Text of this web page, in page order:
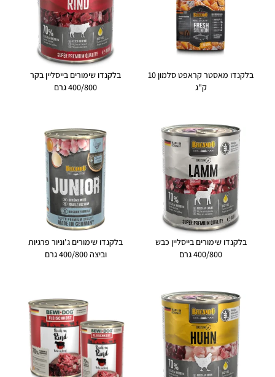
בלקנדו מאסטר קראפט סלמון 10
ק"ג
בלקנדו שימורים בייסליין בקר
400/800 גרם
בלקנדו שימורים בייסליין כבש
400/800 גרם
בלקנדו שימורים ג'וניור פרגיות
וביצה 400/800 גרם